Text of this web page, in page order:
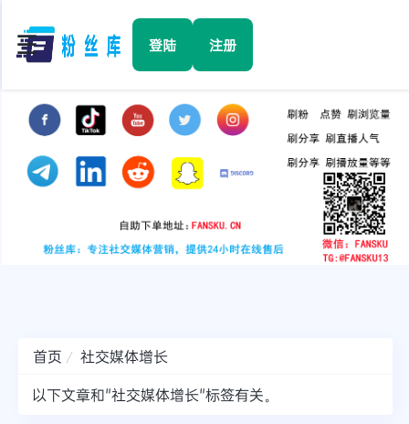
☰ 登陆 注册
Facebook
TikTok
YouTube
首页
社交媒体增长
以下文章和"社交媒体增长"标签有关。